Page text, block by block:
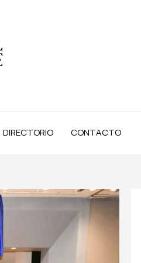
DIRECTORIO CONTACTO